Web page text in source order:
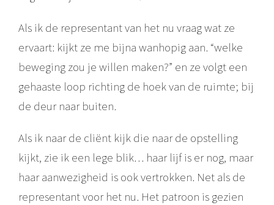
Als ik de representant van het nu vraag wat ze
ervaart: kijkt ze me bijna wanhopig aan. “welke
beweging zou je willen maken?” en ze volgt een
gehaaste loop richting de hoek van de ruimte; bij
de deur naar buiten.
Als ik naar de cliënt kijk die naar de opstelling
kijkt, zie ik een lege blik… haar lijf is er nog, maar
haar aanwezigheid is ook vertrokken. Net als de
representant voor het nu. Het patroon is gezien